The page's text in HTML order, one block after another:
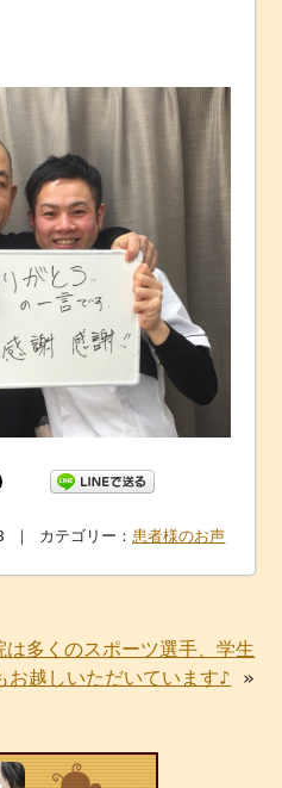
カテゴリー： 患者様のお声
は多くのスポーツ選手、学生
お越しいただいています♪ »